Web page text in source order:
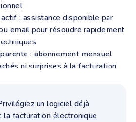
: assistance disponible par
email pour résoudre rapidement
: abonnement mensuel
ni surprises à la facturation
un logiciel déjà
la facturation électronique